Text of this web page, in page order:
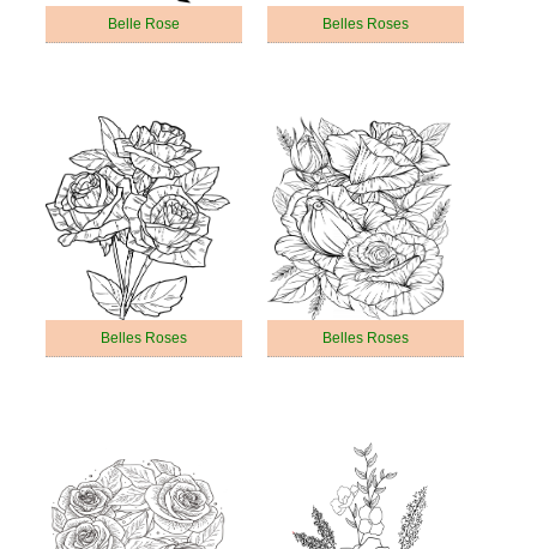
Belle Rose Belles Roses
Belles Roses Belles Roses